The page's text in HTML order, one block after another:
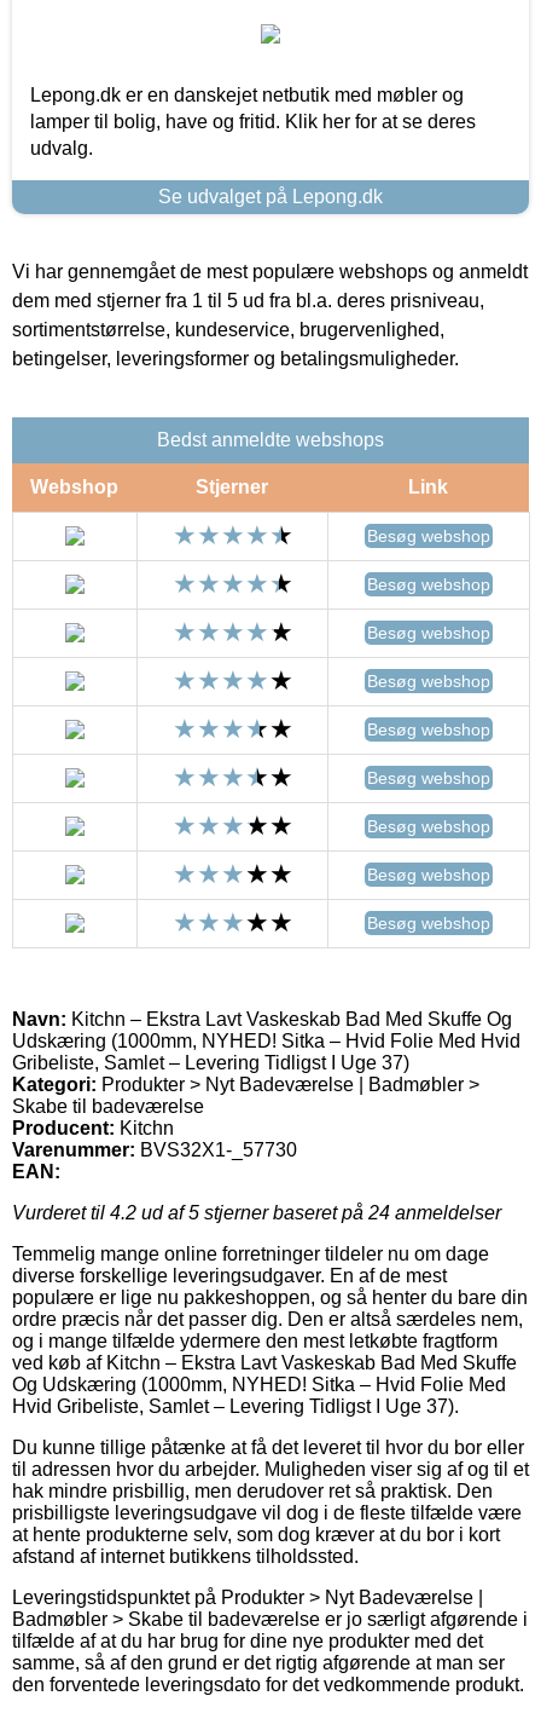
Lepong.dk er en danskejet netbutik med møbler og
lamper til bolig, have og fritid. Klik her for at se deres
udvalg.
Se udvalget på Lepong.dk
Vi har gennemgået de mest populære webshops og anmeldt
dem med stjerner fra 1 til 5 ud fra bl.a. deres prisniveau,
sortimentstørrelse, kundeservice, brugervenlighed,
betingelser, leveringsformer og betalingsmuligheder.
Bedst anmeldte webshops
Webshop Stjerner Link
Besøg webshop
Besøg webshop
Besøg webshop
Besøg webshop
Besøg webshop
Besøg webshop
Besøg webshop
Besøg webshop
Besøg webshop
Navn: Kitchn – Ekstra Lavt Vaskeskab Bad Med Skuffe Og
Udskæring (1000mm, NYHED! Sitka – Hvid Folie Med Hvid
Gribeliste, Samlet – Levering Tidligst I Uge 37)
Kategori: Produkter > Nyt Badeværelse | Badmøbler >
Skabe til badeværelse
Producent: Kitchn
Varenummer: BVS32X1-_57730
EAN:
Vurderet til 4.2 ud af 5 stjerner baseret på 24 anmeldelser
Temmelig mange online forretninger tildeler nu om dage
diverse forskellige leveringsudgaver. En af de mest
populære er lige nu pakkeshoppen, og så henter du bare din
ordre præcis når det passer dig. Den er altså særdeles nem,
og i mange tilfælde ydermere den mest letkøbte fragtform
ved køb af Kitchn – Ekstra Lavt Vaskeskab Bad Med Skuffe
Og Udskæring (1000mm, NYHED! Sitka – Hvid Folie Med
Hvid Gribeliste, Samlet – Levering Tidligst I Uge 37).
Du kunne tillige påtænke at få det leveret til hvor du bor eller
til adressen hvor du arbejder. Muligheden viser sig af og til et
hak mindre prisbillig, men derudover ret så praktisk. Den
prisbilligste leveringsudgave vil dog i de fleste tilfælde være
at hente produkterne selv, som dog kræver at du bor i kort
afstand af internet butikkens tilholdssted.
Leveringstidspunktet på Produkter > Nyt Badeværelse |
Badmøbler > Skabe til badeværelse er jo særligt afgørende i
tilfælde af at du har brug for dine nye produkter med det
samme, så af den grund er det rigtig afgørende at man ser
den forventede leveringsdato for det vedkommende produkt.